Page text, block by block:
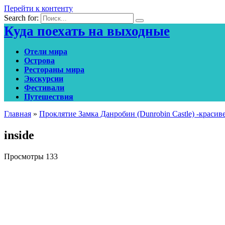
Перейти к контенту
Search for:
Куда поехать на выходные
Отели мира
Острова
Рестораны мира
Экскурсии
Фестивали
Путешествия
Главная » Проклятие Замка Данробин (Dunrobin Castle) -
inside
Просмотры 133